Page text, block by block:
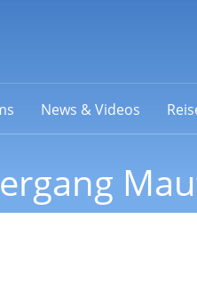
News & Videos